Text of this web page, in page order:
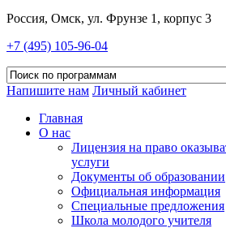
Россия, Омск, ул. Фрунзе 1, корпус 3
+7 (495) 105-96-04
Напишите нам Личный кабинет
Главная
О нас
Лицензия на право
услуги
Документы об образовании
Официальная информация
Специальные предложения
Школа молодого учителя